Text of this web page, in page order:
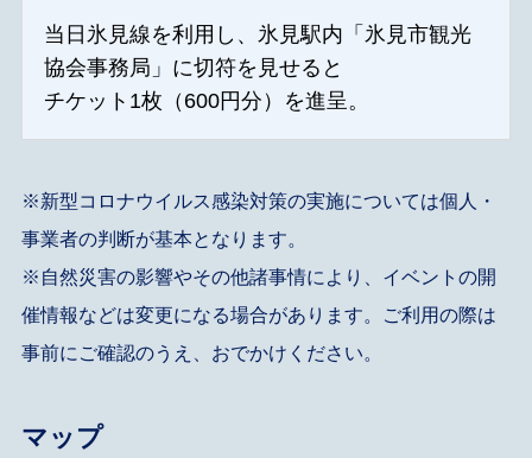
当日氷見線を利用し、氷見駅内「氷見市観光
協会事務局」に切符を見せると
チケット1枚（600円分）を進呈。
※新型コロナウイルス感染対策の実施については個人・
事業者の判断が基本となります。
※自然災害の影響やその他諸事情により、イベントの開
催情報などは変更になる場合があります。ご利用の際は
事前にご確認のうえ、おでかけください。
マップ